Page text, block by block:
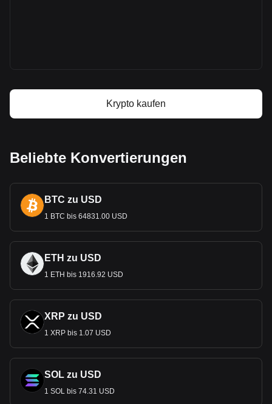
Krypto kaufen
Beliebte Konvertierungen
BTC zu USD
1 BTC bis 64831.00 USD
ETH zu USD
1 ETH bis 1916.92 USD
XRP zu USD
1 XRP bis 1.07 USD
SOL zu USD
1 SOL bis 74.31 USD